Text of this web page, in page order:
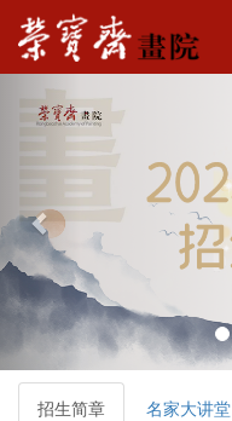
招生简章 名家大讲堂